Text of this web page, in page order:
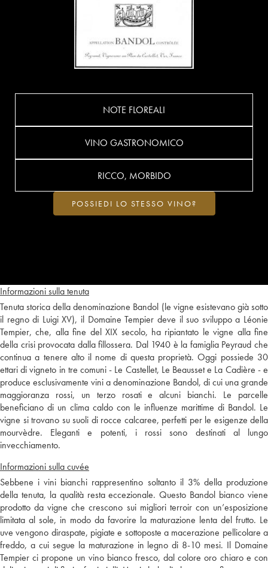
Informazioni sulla tenuta
Tenuta storica della denominazione Bandol (le vigne esistevano già sotto
il regno di Luigi XV), il Domaine Tempier deve il suo sviluppo a Léonie
Tempier, che, alla fine del XIX secolo, ha ripiantato le vigne alla fine
della crisi provocata dalla fillossera. Dal 1940 è la famiglia Peyraud che
continua a tenere alto il nome di questa proprietà. Oggi possiede 30
ettari di vigneto in tre comuni - Le Castellet, Le Beausset e La Cadière - e
produce esclusivamente vini a denominazione Bandol, di cui una grande
maggioranza rossi, un terzo rosati e alcuni bianchi. Le parcelle
beneficiano di un clima caldo con le influenze marittime di Bandol. Le
vigne si trovano su suoli di rocce calcaree, perfetti per le esigenze della
mourvèdre. Eleganti e potenti, i rossi sono destinati al lungo
invecchiamento.
Informazioni sulla cuvée
Sebbene i vini bianchi rappresentino soltanto il 3% della produzione
della tenuta, la qualità resta eccezionale. Questo Bandol bianco viene
prodotto da vigne che crescono sui migliori terroir con un’esposizione
limitata al sole, in modo da favorire la maturazione lenta del frutto. Le
uve vengono diraspate, pigiate e sottoposte a macerazione pellicolare a
freddo, a cui segue la maturazione in legno di 8-10 mesi. Il Domaine
Tempier ci propone un vino bianco fresco, dal colore oro chiaro e con
NOTE FLOREALI
VINO GASTRONOMICO
RICCO, MORBIDO
POSSIEDI LO STESSO VINO?